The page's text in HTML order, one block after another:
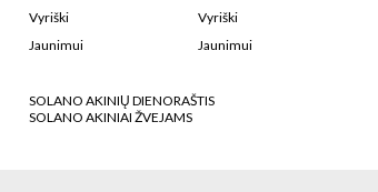
Vyriški
Jaunimui
Vyriški
Jaunimui
SOLANO AKINIŲ DIENORAŠTIS
SOLANO AKINIAI ŽVEJAMS